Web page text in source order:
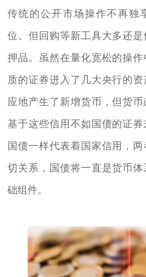
传统的公开市场操作不再独
位。但回购等新工具大多还
押品。虽然在量化宽松的操
质的证券进入了几大央行的
应地产生了新增货币，但货
基于这些信用不如国债的证
国债一样代表着国家信用，
切关系，国债将一直是货币
础组件。